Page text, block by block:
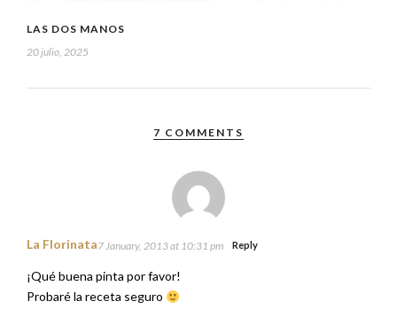
LAS DOS MANOS
20 julio, 2025
7 COMMENTS
La Florinata7 January, 2013 at 10:31 pm Reply
¡Qué buena pinta por favor!
Probaré la receta seguro